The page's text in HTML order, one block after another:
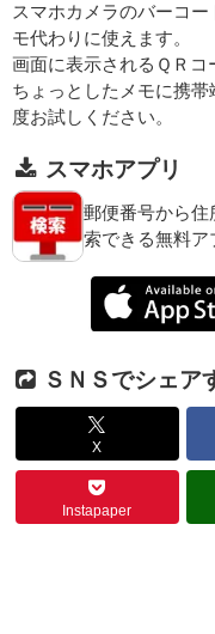
スマホカメラのバーコ
モ代わりに使えます。
画面に表示されるＱＲコ
ちょっとしたメモに携
度お試しください。
スマホアプリ
郵便番号から住
索できる無料ア
ＳＮＳでシェア
X
Instapaper